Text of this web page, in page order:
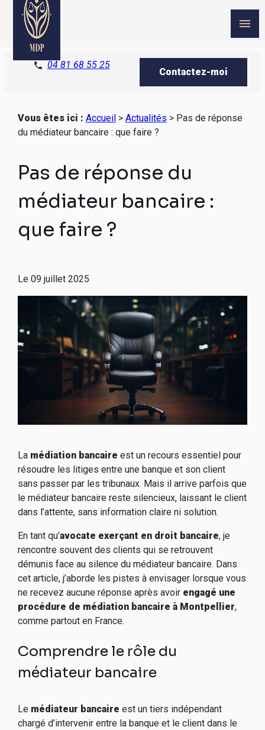
menu
phone 04 81 68 55 25
Contactez-moi
Vous êtes ici : Accueil> Actualités > Pas de réponse
du médiateur bancaire : que faire ?
Pas de réponse du
médiateur bancaire :
que faire ?
Le 09 juillet 2025
La médiation bancaire est un recours essentiel pour
résoudre les litiges entre une banque et son client
sans passer par les tribunaux. Mais il arrive parfois que
le médiateur bancaire reste silencieux, laissant le client
dans l’attente, sans information claire ni solution.
En tant qu’avocate exerçant en droit bancaire, je
rencontre souvent des clients qui se retrouvent
démunis face au silence du médiateur bancaire. Dans
cet article, j’aborde les pistes à envisager lorsque vous
ne recevez aucune réponse après avoir engagé une
procédure de médiation bancaire à Montpellier,
comme partout en France.
Comprendre le rôle du
médiateur bancaire
Le médiateur bancaire est un tiers indépendant
chargé d’intervenir entre la banque et le client dans le
Panneau de gestion des cookies